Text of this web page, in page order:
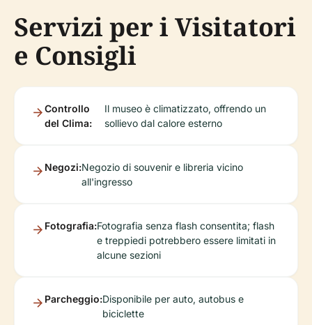
Servizi per i Visitatori
e Consigli
Controllo
del Clima:
Il museo è climatizzato, offrendo un
sollievo dal calore esterno
Negozi:Negozio di souvenir e libreria vicino
all'ingresso
Fotografia:Fotografia senza flash consentita; flash
e treppiedi potrebbero essere limitati in
alcune sezioni
Parcheggio:Disponibile per auto, autobus e
biciclette